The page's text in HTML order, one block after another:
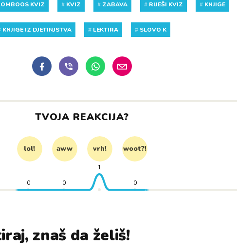
KVIZ # KVIZ # ZABAVA # RIJEŠI KVIZ # KNJIGE
KNJIGE IZ DJETINJSTVA # LEKTIRA # SLOVO K
TVOJA REAKCIJA?
lol! aww vrh! woot?!
0 0
1
0
znaš da želiš!